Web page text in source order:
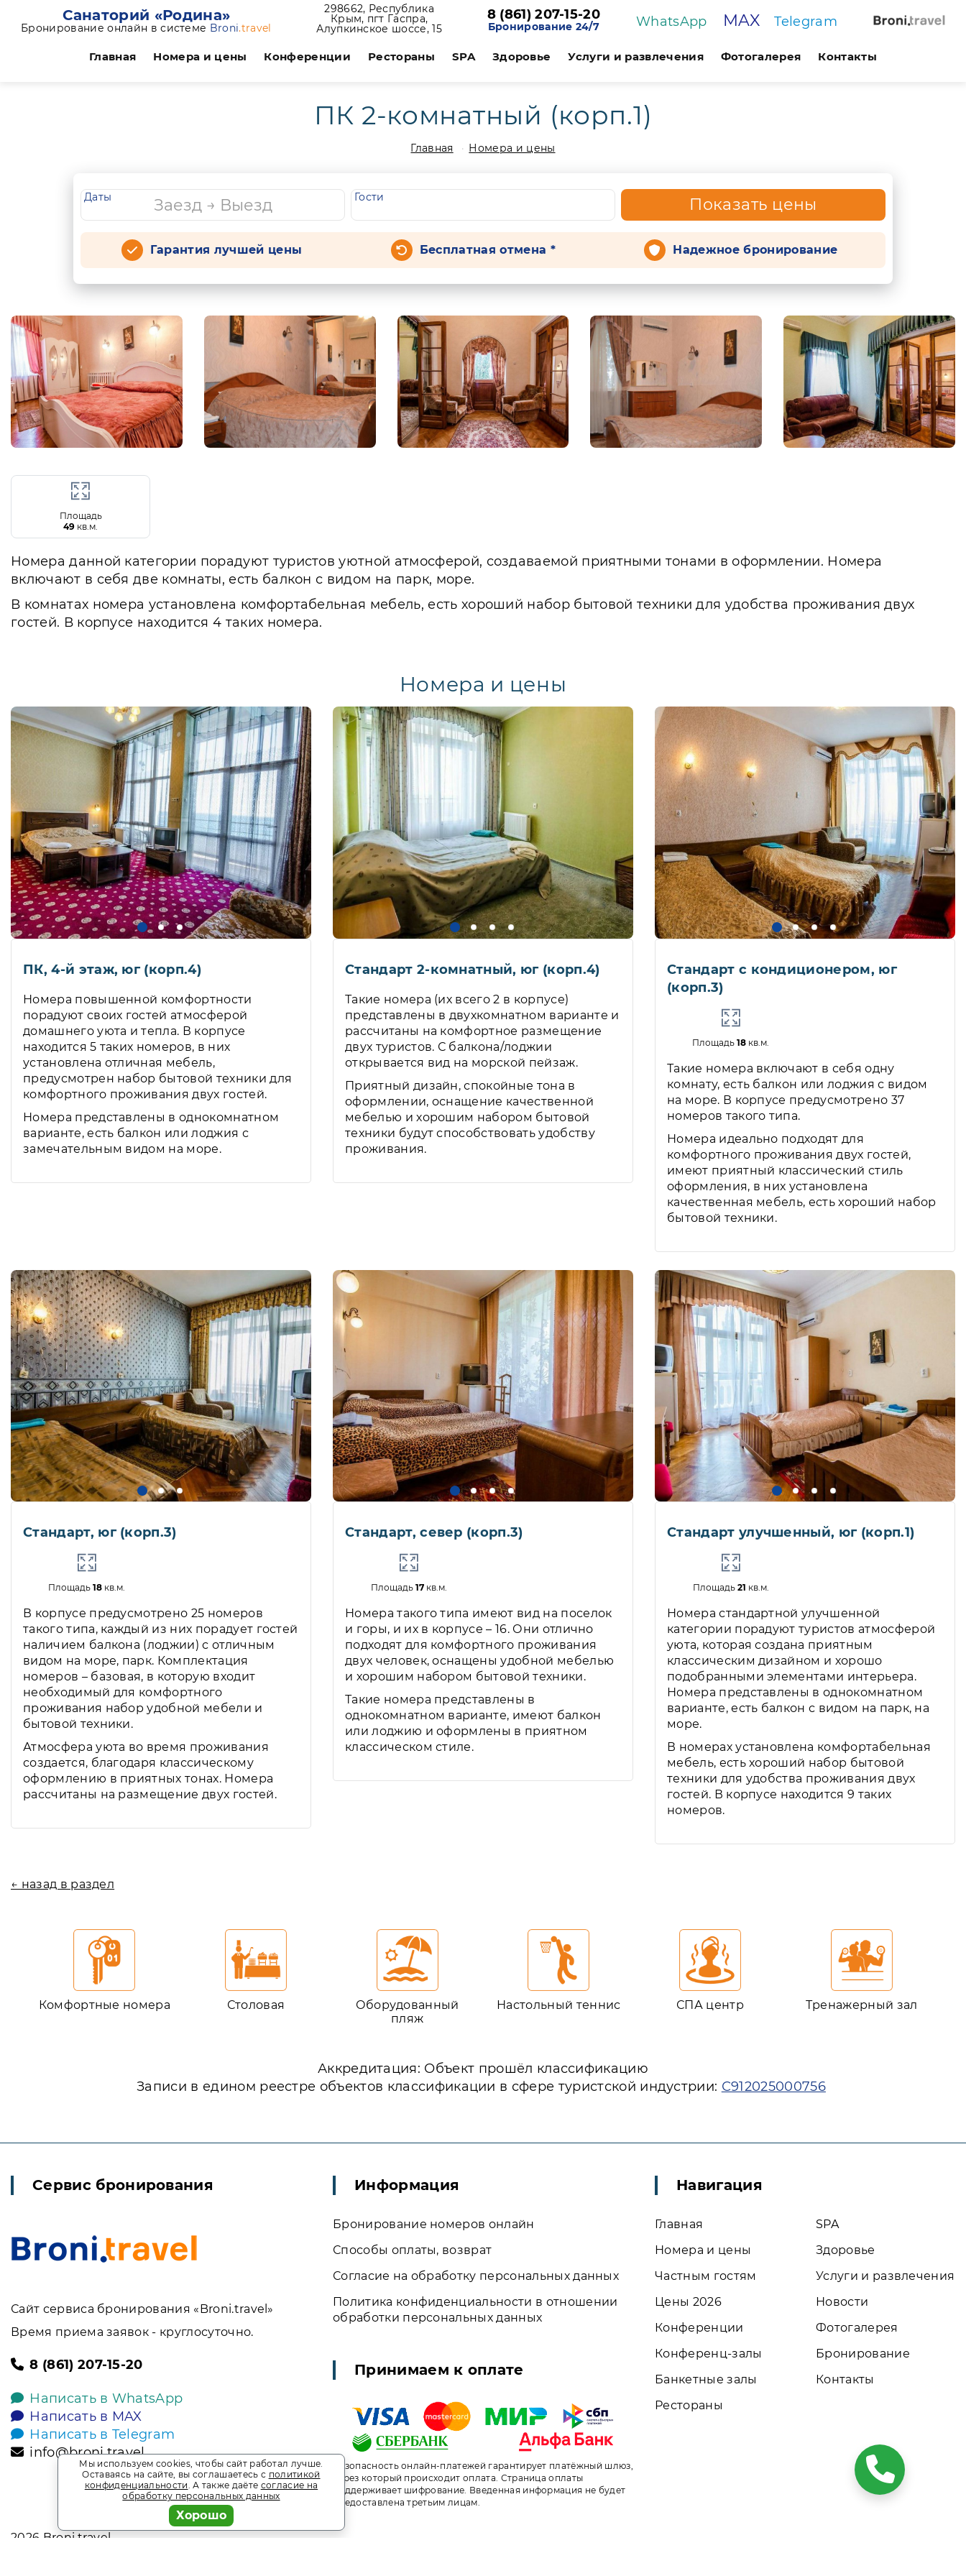
Санаторий «Родина»
Бронирование онлайн в системе Broni.travel
298662, Республика
Крым, пгт Гаспра,
Алупкинское шоссе, 15
8 (861) 207-15-20
Бронирование 24/7 WhatsApp MAX Telegram
Главная Номера и цены Конференции Рестораны SPA Здоровье Услуги и развлечения Фотогалерея Контакты
ПК 2-комнатный (корп.1)
Главная Номера и цены
Даты Гости Показать цены
Гарантия лучшей цены Бесплатная отмена * Надежное бронирование
Площадь
49 кв.м.
Номера данной категории порадуют туристов уютной атмосферой, создаваемой приятными тонами в оформлении. Номера
включают в себя две комнаты, есть балкон с видом на парк, море.
В комнатах номера установлена комфортабельная мебель, есть хороший набор бытовой техники для удобства проживания двух
гостей. В корпусе находится 4 таких номера.
Номера и цены
ПК, 4-й этаж, юг (корп.4)
Номера повышенной комфортности
порадуют своих гостей атмосферой
домашнего уюта и тепла. В корпусе
находится 5 таких номеров, в них
установлена отличная мебель,
предусмотрен набор бытовой техники для
комфортного проживания двух гостей.
Номера представлены в однокомнатном
варианте, есть балкон или лоджия с
замечательным видом на море.
Стандарт 2-комнатный, юг (корп.4)
Такие номера (их всего 2 в корпусе)
представлены в двухкомнатном варианте и
рассчитаны на комфортное размещение
двух туристов. С балкона/лоджии
открывается вид на морской пейзаж.
Приятный дизайн, спокойные тона в
оформлении, оснащение качественной
мебелью и хорошим набором бытовой
техники будут способствовать удобству
проживания.
Стандарт с кондиционером, юг
(корп.3)
Площадь18 кв.м.
Такие номера включают в себя одну
комнату, есть балкон или лоджия с видом
на море. В корпусе предусмотрено 37
номеров такого типа.
Номера идеально подходят для
комфортного проживания двух гостей,
имеют приятный классический стиль
оформления, в них установлена
качественная мебель, есть хороший набор
бытовой техники.
Стандарт, юг (корп.3)
Площадь18 кв.м.
В корпусе предусмотрено 25 номеров
такого типа, каждый из них порадует гостей
наличием балкона (лоджии) с отличным
видом на море, парк. Комплектация
номеров – базовая, в которую входит
необходимый для комфортного
проживания набор удобной мебели и
бытовой техники.
Атмосфера уюта во время проживания
создается, благодаря классическому
оформлению в приятных тонах. Номера
рассчитаны на размещение двух гостей.
Стандарт, север (корп.3)
Площадь 17кв.м.
Номера такого типа имеют вид на поселок
и горы, и их в корпусе – 16. Они отлично
подходят для комфортного проживания
двух человек, оснащены удобной мебелью
и хорошим набором бытовой техники.
Такие номера представлены в
однокомнатном варианте, имеют балкон
или лоджию и оформлены в приятном
классическом стиле.
Стандарт улучшенный, юг (корп.1)
Площадь 21 кв.м.
Номера стандартной улучшенной
категории порадуют туристов атмосферой
уюта, которая создана приятным
классическим дизайном и хорошо
подобранными элементами интерьера.
Номера представлены в однокомнатном
варианте, есть балкон с видом на парк, на
море.
В номерах установлена комфортабельная
мебель, есть хороший набор бытовой
техники для удобства проживания двух
гостей. В корпусе находится 9 таких
номеров.
← назад в раздел
Комфортные номера Столовая
Оборудованный
пляж
Настольный теннис СПА центр Тренажерный зал
Аккредитация: Объект прошёл классификацию
Записи в едином реестре объектов классификации в сфере туристской индустрии: С912025000756
Сервис бронирования
Сайт сервиса бронирования «Broni.travel»
Время приема заявок - круглосуточно.
8 (861) 207-15-20
Написать в WhatsApp
Написать в MAX
Написать в Telegram
info@broni.travel
Информация
Бронирование номеров онлайн
Способы оплаты, возврат
Согласие на обработку персональных данных
Политика конфиденциальности в отношении
обработки персональных данных
Принимаем к оплате
Безопасность онлайн-платежей гарантирует платёжный шлюз,
через который происходит оплата. Страница оплаты
поддерживает шифрование. Введенная информация не будет
предоставлена третьим лицам.
Навигация
Главная
Номера и цены
Частным гостям
Цены 2026
Конференции
Конференц-залы
Банкетные залы
Рестораны
SPA
Здоровье
Услуги и развлечения
Новости
Фотогалерея
Бронирование
Контакты
2026 Broni.travel
Мы используем cookies, чтобы сайт работал лучше.
Оставаясь на сайте, вы соглашаетесь с политикой
конфиденциальности. А также даёте согласие на
обработку персональных данных
Хорошо